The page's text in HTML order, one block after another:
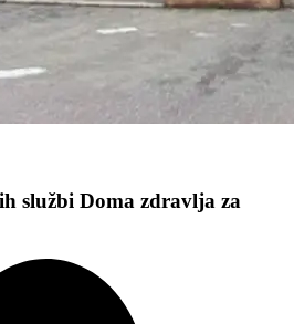
službi Doma zdravlja za